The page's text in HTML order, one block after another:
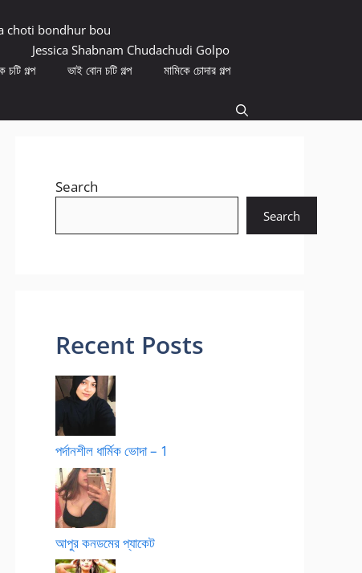
choti bondhur bou
Jessica Shabnam Chudachudi Golpo
চটি গল্প ভাই বোন চটি গল্প
মামিকে চোদার গল্প
Search
Search
Recent Posts
পর্দানশীল ধার্মিক ভোদা – 1
আপুর কনডমের প্যাকেট